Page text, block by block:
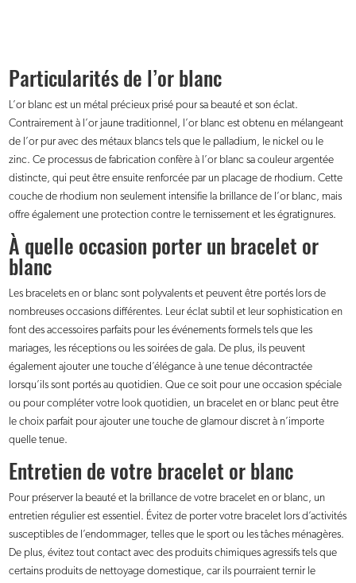
Particularités de l’or blanc
L’or blanc est un métal précieux prisé pour sa beauté et son éclat.
Contrairement à l’or jaune traditionnel, l’or blanc est obtenu en mélangeant
de l’or pur avec des métaux blancs tels que le palladium, le nickel ou le
zinc. Ce processus de fabrication confère à l’or blanc sa couleur argentée
distincte, qui peut être ensuite renforcée par un placage de rhodium. Cette
couche de rhodium non seulement intensifie la brillance de l’or blanc, mais
offre également une protection contre le ternissement et les égratignures.
À quelle occasion porter un bracelet or
blanc
Les bracelets en or blanc sont polyvalents et peuvent être portés lors de
nombreuses occasions différentes. Leur éclat subtil et leur sophistication en
font des accessoires parfaits pour les événements formels tels que les
mariages, les réceptions ou les soirées de gala. De plus, ils peuvent
également ajouter une touche d’élégance à une tenue décontractée
lorsqu’ils sont portés au quotidien. Que ce soit pour une occasion spéciale
ou pour compléter votre look quotidien, un bracelet en or blanc peut être
le choix parfait pour ajouter une touche de glamour discret à n’importe
quelle tenue.
Entretien de votre bracelet or blanc
Pour préserver la beauté et la brillance de votre bracelet en or blanc, un
entretien régulier est essentiel. Évitez de porter votre bracelet lors d’activités
susceptibles de l’endommager, telles que le sport ou les tâches ménagères.
De plus, évitez tout contact avec des produits chimiques agressifs tels que
certains produits de nettoyage domestique, car ils pourraient ternir le